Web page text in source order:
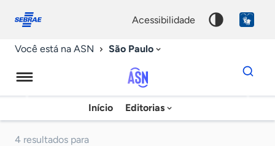
conosco
acessibilidade
Você está na ASN São Paulo
Agência
Sebrae
Início Editorias
Dados
para
chave
4 resultados para